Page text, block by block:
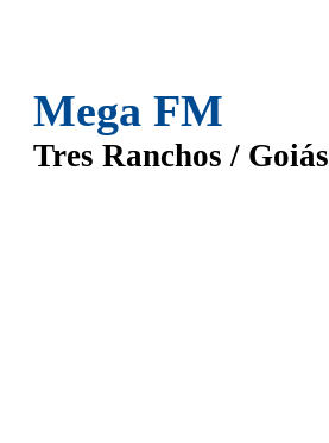
Mega FM
Tres Ranchos / Goiás